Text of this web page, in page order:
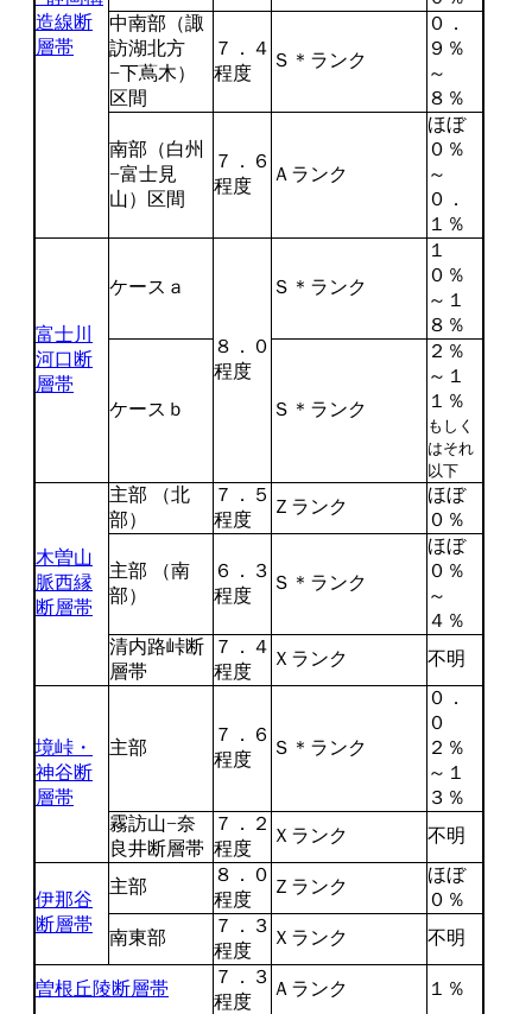
造線断
層帯
中南部（諏
訪湖北方
−下蔦木）
区間
７．４
程度
Ｓ＊ランク
０．
９％
～
８％
南部（白州
−富士見
山）区間
７．６
程度
Ａランク
ほぼ
０％
～
０．
１％
富士川
河口断
層帯
ケースａ
８．０
程度
Ｓ＊ランク
１
０％
～１
８％
ケースｂ Ｓ＊ランク
２％
～１
１％
もしく
はそれ
以下
木曽山
脈西縁
断層帯
主部 （北
部）
７．５
程度
Ｚランク
ほぼ
０％
主部 （南
部）
６．３
程度
Ｓ＊ランク
ほぼ
０％
～
４％
清内路峠断
層帯
７．４
程度
Ｘランク 不明
境峠・
神谷断
層帯
主部
７．６
程度
Ｓ＊ランク
０．
０
２％
～１
３％
霧訪山−奈
良井断層帯
７．２
程度
Ｘランク 不明
伊那谷
断層帯
主部
８．０
程度
Ｚランク
ほぼ
０％
南東部
７．３
程度
Ｘランク 不明
曽根丘陵断層帯
７．３
程度
Ａランク １％